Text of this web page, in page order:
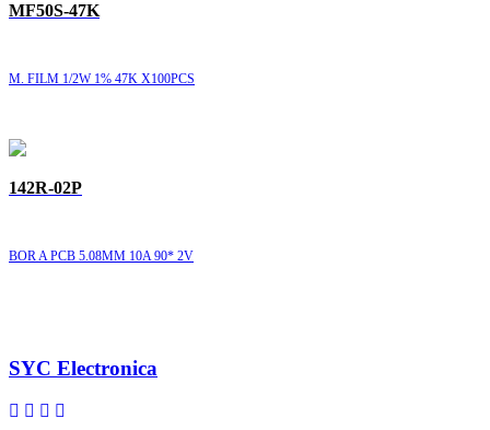
MF50S-47K
M. FILM 1/2W 1% 47K X100PCS
142R-02P
BOR A PCB 5.08MM 10A 90* 2V
SYC Electronica